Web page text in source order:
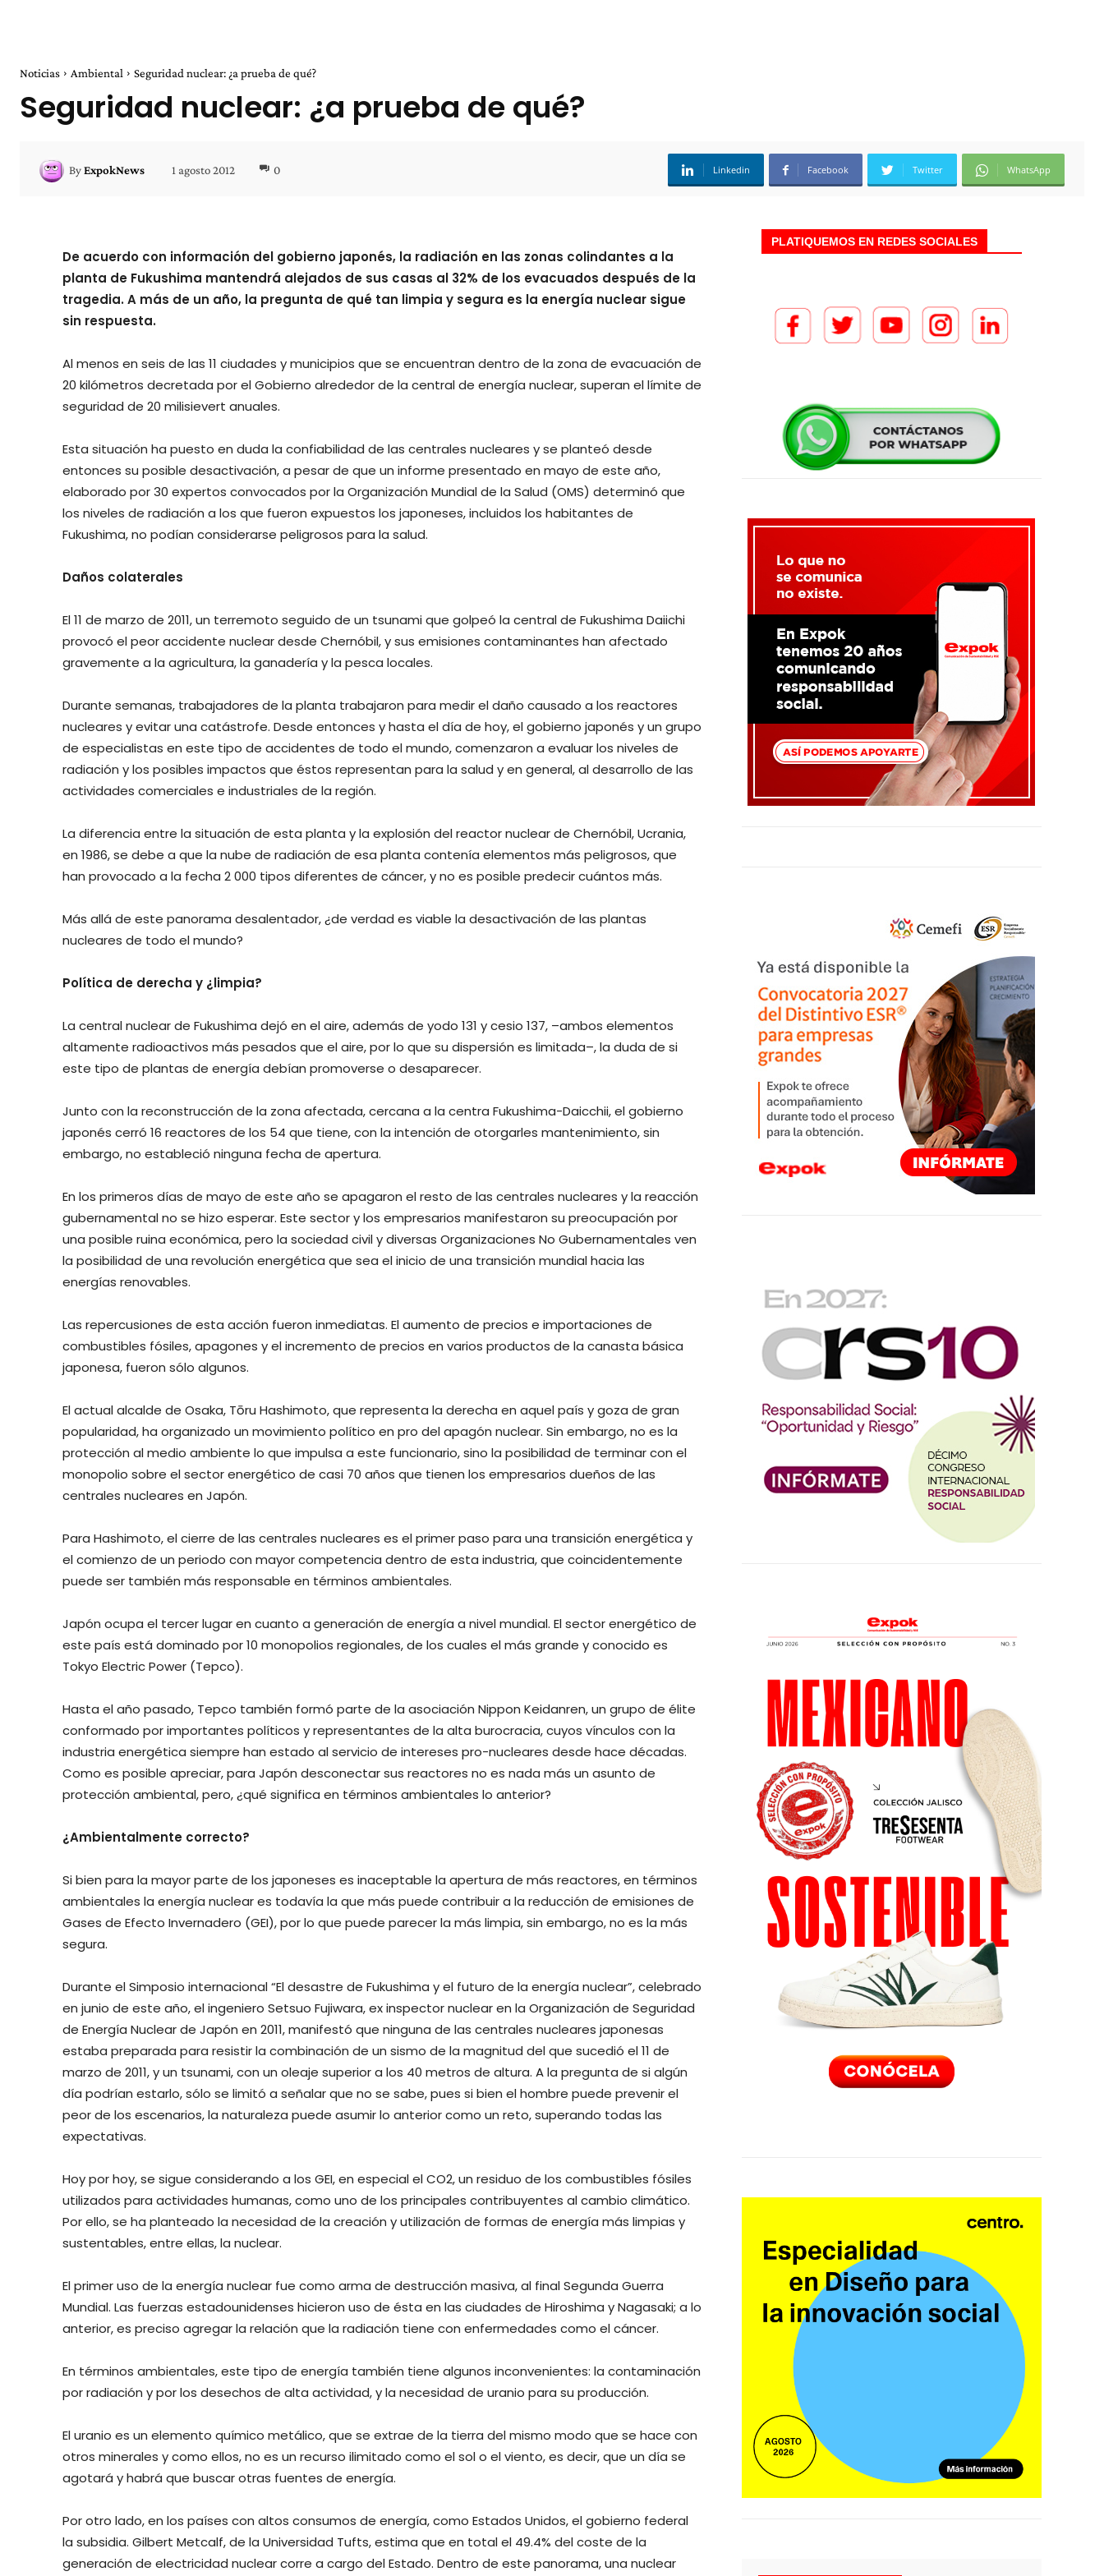
Noticias Ambiental Seguridad nuclear: ¿a prueba de qué?
Seguridad nuclear: ¿a prueba de qué?
ByExpokNews 1 agosto 2012 0 Linkedin Facebook Twitter WhatsApp
De acuerdo con información del gobierno japonés, la radiación en las zonas colindantes a la
planta de Fukushima mantendrá alejados de sus casas al 32% de los evacuados después de la
tragedia. A más de un año, la pregunta de qué tan limpia y segura es la energía nuclear sigue
sin respuesta.
Al menos en seis de las 11 ciudades y municipios que se encuentran dentro de la zona de evacuación de
20 kilómetros decretada por el Gobierno alrededor de la central de energía nuclear, superan el límite de
seguridad de 20 milisievert anuales.
Esta situación ha puesto en duda la confiabilidad de las centrales nucleares y se planteó desde
entonces su posible desactivación, a pesar de que un informe presentado en mayo de este año,
elaborado por 30 expertos convocados por la Organización Mundial de la Salud (OMS) determinó que
los niveles de radiación a los que fueron expuestos los japoneses, incluidos los habitantes de
Fukushima, no podían considerarse peligrosos para la salud.
Daños colaterales
El 11 de marzo de 2011, un terremoto seguido de un tsunami que golpeó la central de Fukushima Daiichi
provocó el peor accidente nuclear desde Chernóbil, y sus emisiones contaminantes han afectado
gravemente a la agricultura, la ganadería y la pesca locales.
Durante semanas, trabajadores de la planta trabajaron para medir el daño causado a los reactores
nucleares y evitar una catástrofe. Desde entonces y hasta el día de hoy, el gobierno japonés y un grupo
de especialistas en este tipo de accidentes de todo el mundo, comenzaron a evaluar los niveles de
radiación y los posibles impactos que éstos representan para la salud y en general, al desarrollo de las
actividades comerciales e industriales de la región.
La diferencia entre la situación de esta planta y la explosión del reactor nuclear de Chernóbil, Ucrania,
en 1986, se debe a que la nube de radiación de esa planta contenía elementos más peligrosos, que
han provocado a la fecha 2 000 tipos diferentes de cáncer, y no es posible predecir cuántos más.
Más allá de este panorama desalentador, ¿de verdad es viable la desactivación de las plantas
nucleares de todo el mundo?
Política de derecha y ¿limpia?
La central nuclear de Fukushima dejó en el aire, además de yodo 131 y cesio 137, –ambos elementos
altamente radioactivos más pesados ​​que el aire, por lo que su dispersión es limitada–, la duda de si
este tipo de plantas de energía debían promoverse o desaparecer.
Junto con la reconstrucción de la zona afectada, cercana a la centra Fukushima-Daicchii, el gobierno
japonés cerró 16 reactores de los 54 que tiene, con la intención de otorgarles mantenimiento, sin
embargo, no estableció ninguna fecha de apertura.
En los primeros días de mayo de este año se apagaron el resto de las centrales nucleares y la reacción
gubernamental no se hizo esperar. Este sector y los empresarios manifestaron su preocupación por
una posible ruina económica, pero la sociedad civil y diversas Organizaciones No Gubernamentales ven
la posibilidad de una revolución energética que sea el inicio de una transición mundial hacia las
energías renovables.
Las repercusiones de esta acción fueron inmediatas. El aumento de precios e importaciones de
combustibles fósiles, apagones y el incremento de precios en varios productos de la canasta básica
japonesa, fueron sólo algunos.
El actual alcalde de Osaka, Tōru Hashimoto, que representa la derecha en aquel país y goza de gran
popularidad, ha organizado un movimiento político en pro del apagón nuclear. Sin embargo, no es la
protección al medio ambiente lo que impulsa a este funcionario, sino la posibilidad de terminar con el
monopolio sobre el sector energético de casi 70 años que tienen los empresarios dueños de las
centrales nucleares en Japón.
Para Hashimoto, el cierre de las centrales nucleares es el primer paso para una transición energética y
el comienzo de un periodo con mayor competencia dentro de esta industria, que coincidentemente
puede ser también más responsable en términos ambientales.
Japón ocupa el tercer lugar en cuanto a generación de energía a nivel mundial. El sector energético de
este país está dominado por 10 monopolios regionales, de los cuales el más grande y conocido es
Tokyo Electric Power (Tepco).
Hasta el año pasado, Tepco también formó parte de la asociación Nippon Keidanren, un grupo de élite
conformado por importantes políticos y representantes de la alta burocracia, cuyos vínculos con la
industria energética siempre han estado al servicio de intereses pro-nucleares desde hace décadas.
Como es posible apreciar, para Japón desconectar sus reactores no es nada más un asunto de
protección ambiental, pero, ¿qué significa en términos ambientales lo anterior?
¿Ambientalmente correcto?
Si bien para la mayor parte de los japoneses es inaceptable la apertura de más reactores, en términos
ambientales la energía nuclear es todavía la que más puede contribuir a la reducción de emisiones de
Gases de Efecto Invernadero (GEI), por lo que puede parecer la más limpia, sin embargo, no es la más
segura.
Durante el Simposio internacional “El desastre de Fukushima y el futuro de la energía nuclear”, celebrado
en junio de este año, el ingeniero Setsuo Fujiwara, ex inspector nuclear en la Organización de Seguridad
de Energía Nuclear de Japón en 2011, manifestó que ninguna de las centrales nucleares japonesas
estaba preparada para resistir la combinación de un sismo de la magnitud del que sucedió el 11 de
marzo de 2011, y un tsunami, con un oleaje superior a los 40 metros de altura. A la pregunta de si algún
día podrían estarlo, sólo se limitó a señalar que no se sabe, pues si bien el hombre puede prevenir el
peor de los escenarios, la naturaleza puede asumir lo anterior como un reto, superando todas las
expectativas.
Hoy por hoy, se sigue considerando a los GEI, en especial el CO2, un residuo de los combustibles fósiles
utilizados para actividades humanas, como uno de los principales contribuyentes al cambio climático.
Por ello, se ha planteado la necesidad de la creación y utilización de formas de energía más limpias y
sustentables, entre ellas, la nuclear.
El primer uso de la energía nuclear fue como arma de destrucción masiva, al final Segunda Guerra
Mundial. Las fuerzas estadounidenses hicieron uso de ésta en las ciudades de Hiroshima y Nagasaki; a lo
anterior, es preciso agregar la relación que la radiación tiene con enfermedades como el cáncer.
En términos ambientales, este tipo de energía también tiene algunos inconvenientes: la contaminación
por radiación y por los desechos de alta actividad, y la necesidad de uranio para su producción.
El uranio es un elemento químico metálico, que se extrae de la tierra del mismo modo que se hace con
otros minerales y como ellos, no es un recurso ilimitado como el sol o el viento, es decir, que un día se
agotará y habrá que buscar otras fuentes de energía.
Por otro lado, en los países con altos consumos de energía, como Estados Unidos, el gobierno federal
la subsidia. Gilbert Metcalf, de la Universidad Tufts, estima que en total el 49.4% del coste de la
generación de electricidad nuclear corre a cargo del Estado. Dentro de este panorama, una nuclear
PLATIQUEMOS EN REDES SOCIALES